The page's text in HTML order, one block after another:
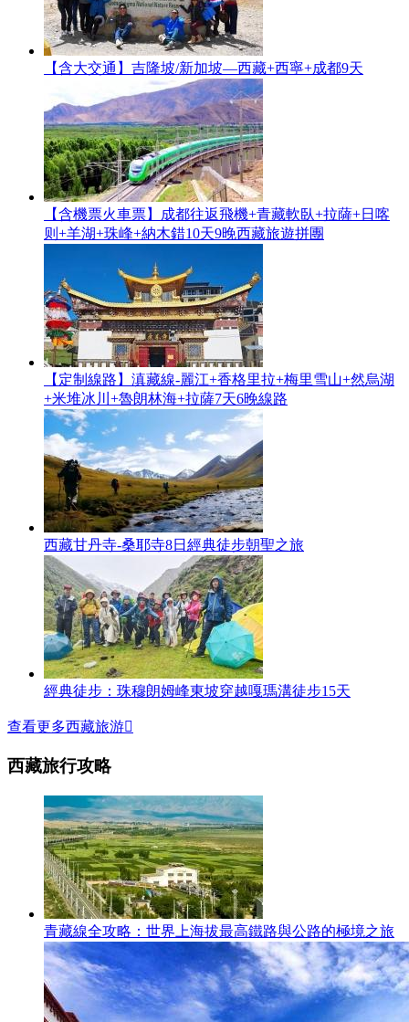
【含大交通】吉隆坡/新加坡—西藏+西寧+成都9天
【含機票火車票】成都往返飛機+青藏軟臥+拉薩+日喀
则+羊湖+珠峰+納木錯10天9晚西藏旅遊拼團
【定制線路】滇藏線-麗江+香格里拉+梅里雪山+然烏湖
+米堆冰川+魯朗林海+拉薩7天6晚線路
西藏甘丹寺-桑耶寺8日經典徒步朝聖之旅
經典徒步：珠穆朗姆峰東坡穿越嘎瑪溝徒步15天
查看更多西藏旅游
西藏旅行攻略
青藏線全攻略：世界上海拔最高鐵路與公路的極境之旅